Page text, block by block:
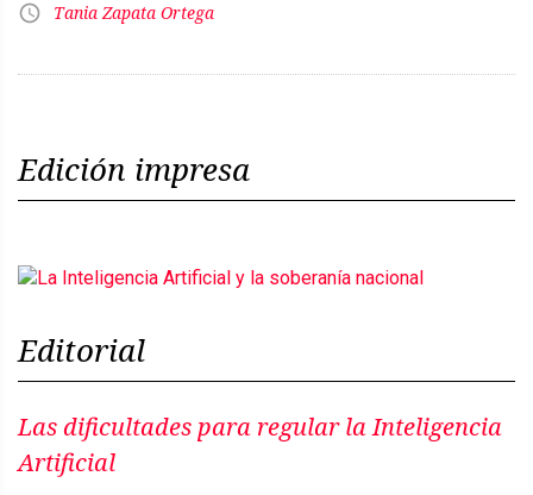
Tania Zapata Ortega
Edición impresa
Editorial
Las dificultades para regular la Inteligencia
Artificial